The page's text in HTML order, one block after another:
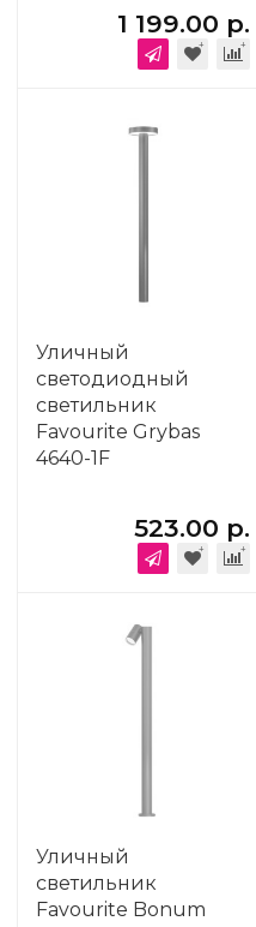
1 199.00 р.
Уличный
светодиодный
светильник
Favourite Grybas
4640-1F
523.00 р.
Уличный
светильник
Favourite Bonum